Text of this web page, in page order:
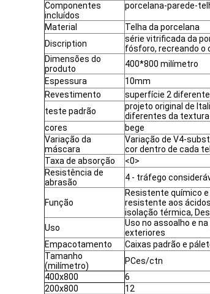
Componentes
incluídos
porcelana-parede-
Material
Telha da porcelana
Discription
série vitrificada da
fósforo, recreando o
Dimensões do
produto
400*800 milímetro
Espessura
10mm
Revestimento
superfície 2
teste padrão
projeto original de
diferentes da textura
cores
bege
Variação da
máscara
Variação de V4-
cor dentro de cada
Taxa de absorção
<0>
Resistência de
abrasão
4 - tráfego
Função
Resistente químico
resistente aos
isolação térmica,
Uso
Uso no assoalho e
exteriores
Empacotamento
Caixas padrão e
Tamanho
(milímetro)
PCes/ctn
400x800
6
200x800
12